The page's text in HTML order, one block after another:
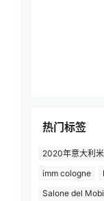
热门标签
2020年意大利
imm cologne
Salone del